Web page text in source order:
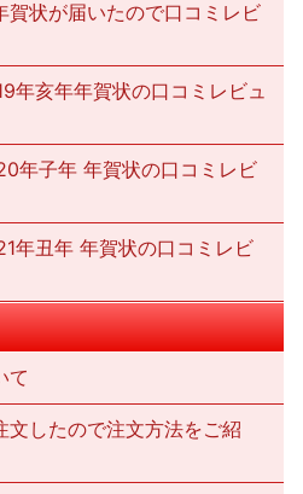
賀状が届いたので口コミレビ
年亥年年賀状の口コミレビュ
年子年 年賀状の口コミレビ
年丑年 年賀状の口コミレビ
て
文したので注文方法をご紹